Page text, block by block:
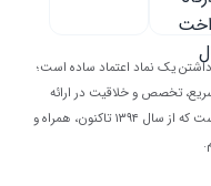
یک نماد اعتماد ساده است؛
تخصص و خلاقیت در ارائه
محصولات و خدمات دیجیتال است. مایه افتخار ماست که از سال ۱۳۹۴ تاکنون، همراه و